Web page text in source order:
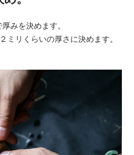
みを決めます。
ミリくらいの厚さに決めます。